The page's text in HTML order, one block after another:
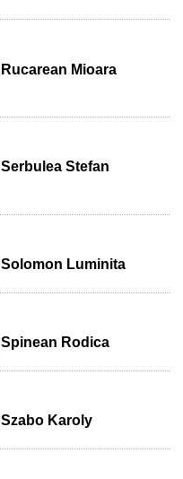
Rucarean Mioara
Serbulea Stefan
Solomon Luminita
Spinean Rodica
Szabo Karoly